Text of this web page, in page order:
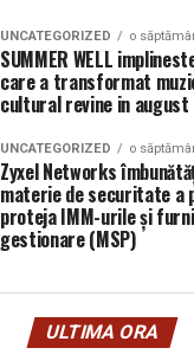
UNCATEGORIZED o
SUMMER WELL
care a transformat
cultural revine in august
UNCATEGORIZED o
Zyxel Networks
materie de securitate a
proteja IMM-urile și
gestionare (MSP)
ULTIMA ORA